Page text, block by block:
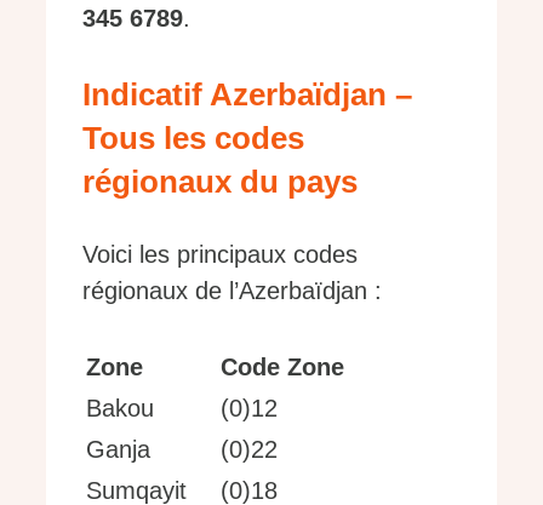
345 6789.
Indicatif Azerbaïdjan –
Tous les codes
régionaux du pays
Voici les principaux codes
régionaux de l’Azerbaïdjan :
Zone
Code Zone
Bakou
(0)12
Ganja
(0)22
Sumqayit
(0)18